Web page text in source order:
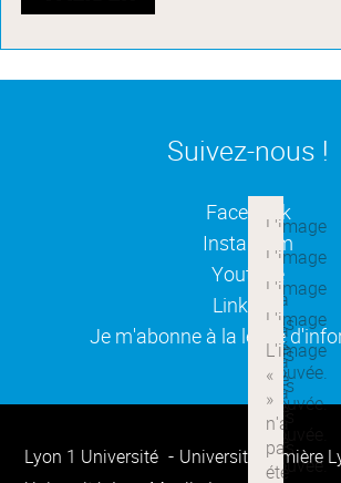
Suivez-nous !
Facebook(ouverture
Instagram
Youtube(ouverture
Linkedin
(ouverture
Je m'abonne à la lettre(ouverture
Lyon 1 Université
Université Lumière